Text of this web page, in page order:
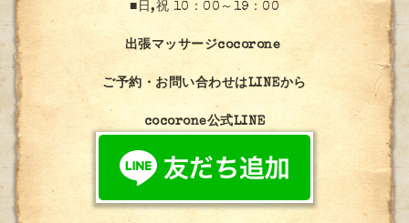
■日,祝 10：00～19：00
出張マッサージcocorone
ご予約・お問い合わせはLINEから
cocorone公式LINE